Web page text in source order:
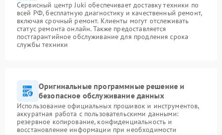
Сервисный центр Juki обеспечивает доставку техники по
всей РФ, бесплатную диагностику и качественный ремонт,
включая срочный ремонт. Клиенты могут отслеживать
статус ремонта онлайн. Также предоставляется
постгарантийное обслуживание для продления срока
службы техники
Оригинальные программные решение и
безопасное обслуживание данных
Использование официальных прошивок и инструментов,
аккуратная работа с пользовательскими данными:
резервное копирование, конфиденциальность и
восстановление информации при необходимости